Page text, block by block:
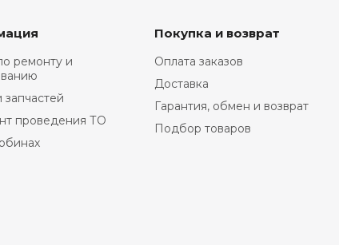
ремонту и
запчастей
проведения ТО
Покупка и возврат
Оплата заказов
Доставка
Гарантия, обмен и возврат
Подбор товаров